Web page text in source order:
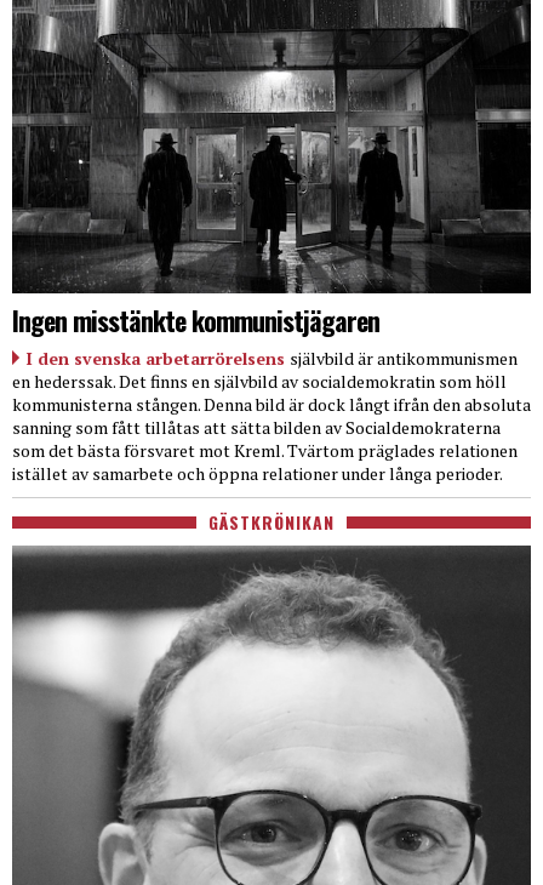
Ingen misstänkte kommunistjägaren
I den svenska arbetarrörelsens självbild är antikommunismen
en hederssak. Det finns en självbild av socialdemokratin som höll
kommunisterna stången. Denna bild är dock långt ifrån den absoluta
sanning som fått tillåtas att sätta bilden av Socialdemokraterna
som det bästa försvaret mot Kreml. Tvärtom präglades relationen
istället av samarbete och öppna relationer under långa perioder.
GÄSTKRÖNIKAN